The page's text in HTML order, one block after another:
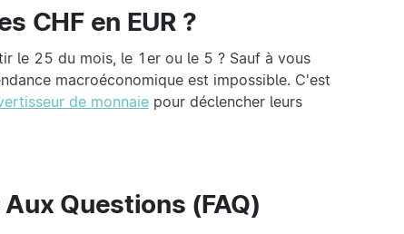
CHF en EUR ?
le 25 du mois, le 1er ou le 5 ? Sauf à vous
macroéconomique est impossible. C'est
de monnaie pour déclencher leurs
Questions (FAQ)